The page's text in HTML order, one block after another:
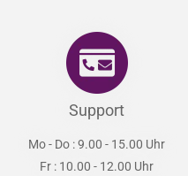
Support
Mo - Do : 9.00 - 15.00 Uhr
Fr : 10.00 - 12.00 Uhr